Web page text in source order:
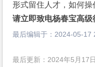
形式留住人才，如何操
请立即致电杨春宝高
最后编辑于： 2024-05-17
最后更新：2024年5月17日